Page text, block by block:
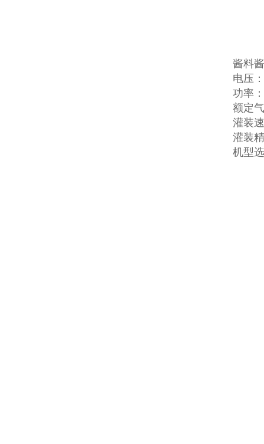
酱料
电压
功率
额定
灌装
灌装
机型